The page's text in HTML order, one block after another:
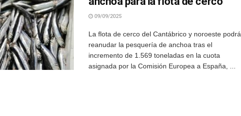
09/09/2025
La flota de cerco del Cantábrico y noroeste podrá
reanudar la pesquería de anchoa tras el
incremento de 1.569 toneladas en la cuota
asignada por la Comisión Europea a España, ...